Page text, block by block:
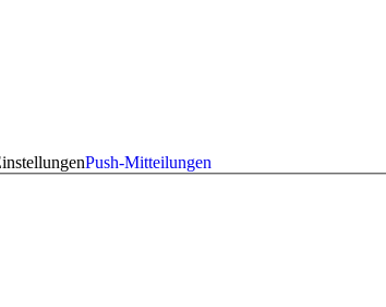
Push-Mitteilungen